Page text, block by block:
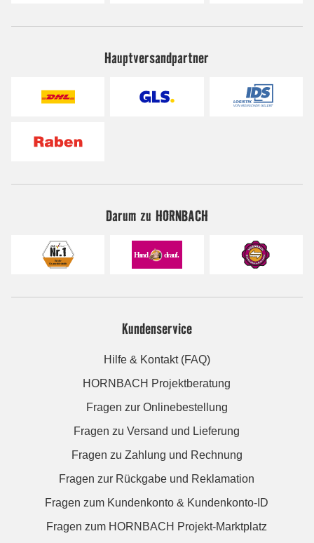
Hauptversandpartner
Darum zu HORNBACH
Kundenservice
Hilfe & Kontakt (FAQ)
HORNBACH Projektberatung
Fragen zur Onlinebestellung
Fragen zu Versand und Lieferung
Fragen zu Zahlung und Rechnung
Fragen zur Rückgabe und Reklamation
Fragen zum Kundenkonto & Kundenkonto-ID
Fragen zum HORNBACH Projekt-Marktplatz